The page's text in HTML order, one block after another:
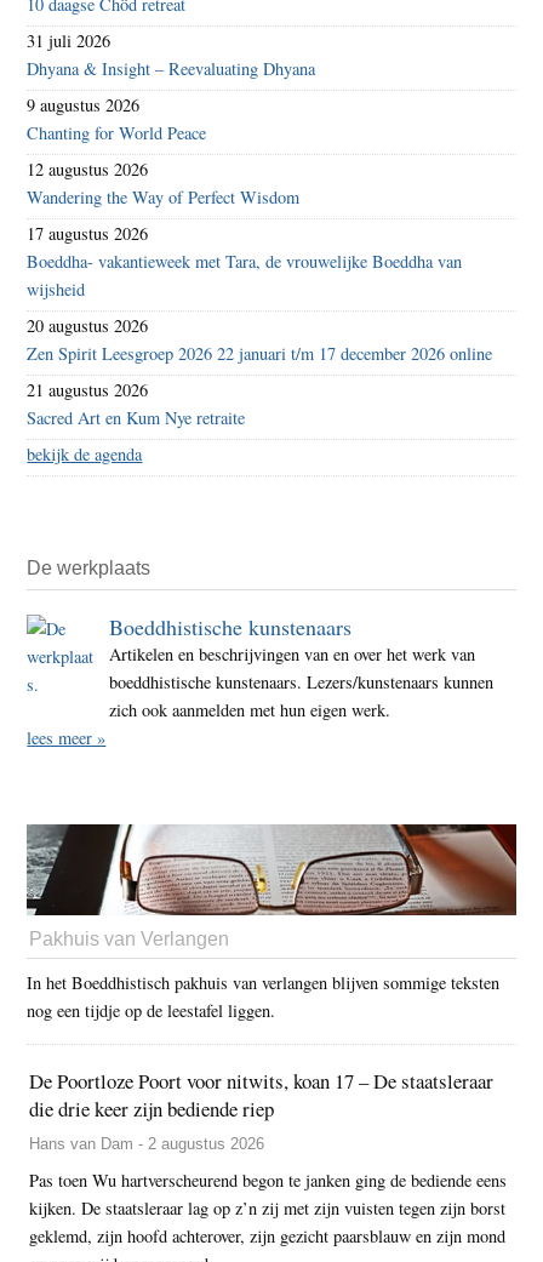
31 juli 2026
Dhyana & Insight – Reevaluating Dhyana
9 augustus 2026
Chanting for World Peace
12 augustus 2026
Wandering the Way of Perfect Wisdom
17 augustus 2026
Boeddha- vakantieweek met Tara, de vrouwelijke Boeddha van
wijsheid
20 augustus 2026
Zen Spirit Leesgroep 2026 22 januari t/m 17 december 2026 online
21 augustus 2026
Sacred Art en Kum Nye retraite
bekijk de agenda
De werkplaats
Boeddhistische kunstenaars
Artikelen en beschrijvingen van en over het werk van
boeddhistische kunstenaars. Lezers/kunstenaars kunnen
zich ook aanmelden met hun eigen werk.
lees meer »
Pakhuis van Verlangen
In het Boeddhistisch pakhuis van verlangen blijven sommige teksten
nog een tijdje op de leestafel liggen.
De Poortloze Poort voor nitwits, koan 17 – De staatsleraar
die drie keer zijn bediende riep
Hans van Dam - 2 augustus 2026
Pas toen Wu hartverscheurend begon te janken ging de bediende eens
kijken. De staatsleraar lag op z’n zij met zijn vuisten tegen zijn borst
geklemd, zijn hoofd achterover, zijn gezicht paarsblauw en zijn mond